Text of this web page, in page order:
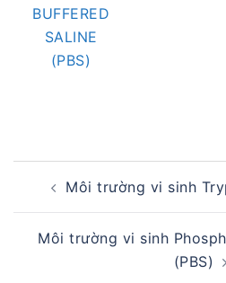
BUFFERED
SALINE
(PBS)
navigation
Môi trường vi sinh
Môi trường vi sinh
(PBS)